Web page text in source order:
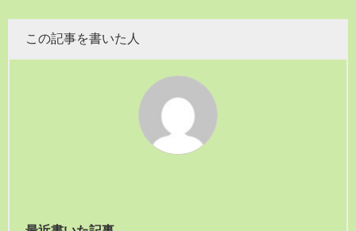
この記事を書いた人